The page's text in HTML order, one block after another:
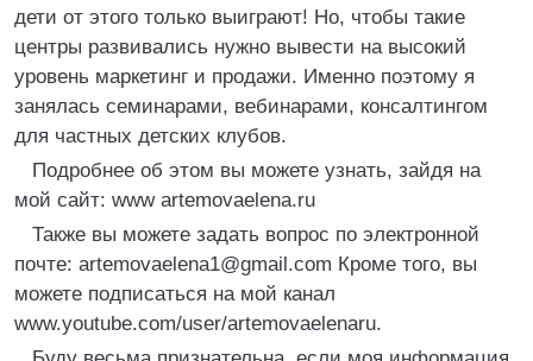
дети от этого только выиграют! Но, чтобы такие
центры развивались нужно вывести на высокий
уровень маркетинг и продажи. Именно поэтому я
занялась семинарами, вебинарами, консалтингом
для частных детских клубов.
Подробнее об этом вы можете узнать, зайдя на
мой сайт: www artemovaelena.ru
Также вы можете задать вопрос по электронной
почте: artemovaelena1@gmail.com Кроме того, вы
можете подписаться на мой канал
www.youtube.com/user/artemovaelenaru.